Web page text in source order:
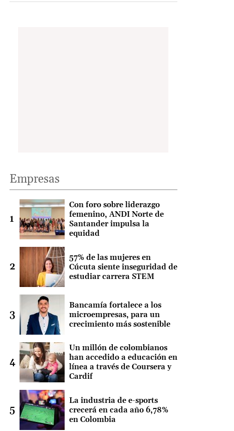
Empresas
Con foro sobre liderazgo
femenino, ANDI Norte de
Santander impulsa la
equidad
57% de las mujeres en
Cúcuta siente inseguridad de
estudiar carrera STEM
Bancamía fortalece a los
microempresas, para un
crecimiento más sostenible
Un millón de colombianos
han accedido a educación en
línea a través de Coursera y
Cardif
La industria de e-sports
crecerá en cada año 6,78%
en Colombia